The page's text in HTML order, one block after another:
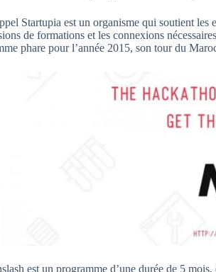
Startupia est un organisme qui soutient les
de formations et les connexions
phare pour l’année 2015, son tour du
est un programme d’une durée de 5